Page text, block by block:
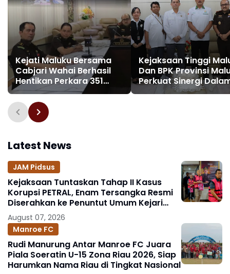
Kejati Maluku Bersama
Cabjari Wahai Berhasil
Hentikan Perkara 351
Berdasarkan Keadilan
Restoratif
Kejaksaan Tinggi
Dan BPK Provinsi
Perkuat Sinergi
Penegakan Hukum
Latest News
JAM Pidsus
Kejaksaan Tuntaskan Tahap II Kasus
Korupsi PETRAL, Enam Tersangka Resmi
Diserahkan ke Penuntut Umum Kejari
Jakpus
August 07, 2026
Manroe FC
Rudi Manurung Antar Manroe FC Juara
Piala Soeratin U-15 Zona Riau 2026, Siap
Harumkan Nama Riau di Tingkat Nasional